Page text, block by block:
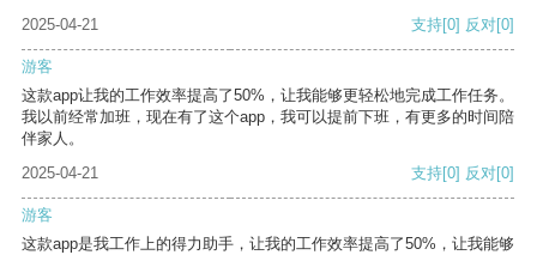
2025-04-21 支持[0] 反对[0]
游客
这款app让我的工作效率提高了50%，让我能够更轻松地完成工作任务。
我以前经常加班，现在有了这个app，我可以提前下班，有更多的时间陪
伴家人。
2025-04-21
支持[0] 反对[0]
游客
这款app是我工作上的得力助手，让我的工作效率提高了50%，让我能够